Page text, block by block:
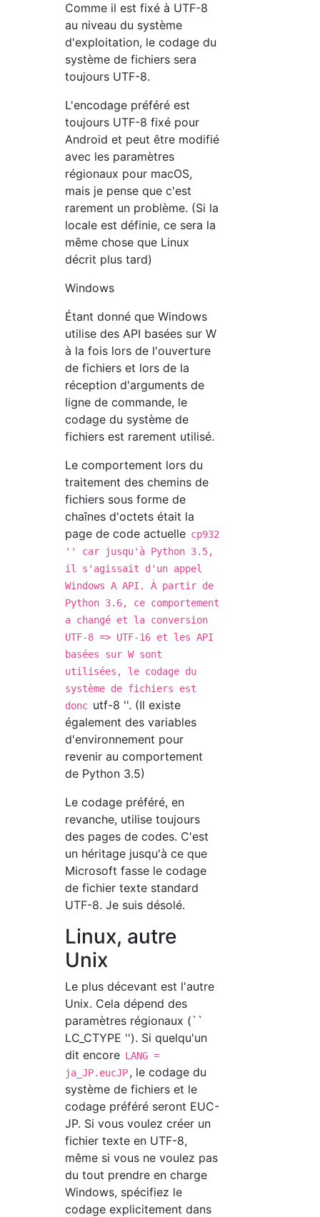
Comme il est fixé à UTF-8
au niveau du système
d'exploitation, le codage du
système de fichiers sera
toujours UTF-8.
L'encodage préféré est
toujours UTF-8 fixé pour
Android et peut être modifié
avec les paramètres
régionaux pour macOS,
mais je pense que c'est
rarement un problème. (Si la
locale est définie, ce sera la
même chose que Linux
décrit plus tard)
Windows
Étant donné que Windows
utilise des API basées sur W
à la fois lors de l'ouverture
de fichiers et lors de la
réception d'arguments de
ligne de commande, le
codage du système de
fichiers est rarement utilisé.
Le comportement lors du
traitement des chemins de
fichiers sous forme de
chaînes d'octets était la
page de code actuelle cp932
'' car jusqu'à Python 3.5,
il s'agissait d'un appel
Windows A API. À partir de
Python 3.6, ce comportement
a changé et la conversion
UTF-8 => UTF-16 et les API
basées sur W sont
utilisées, le codage du
système de fichiers est
donc utf-8 ''. (Il existe
également des variables
d'environnement pour
revenir au comportement
de Python 3.5)
Le codage préféré, en
revanche, utilise toujours
des pages de codes. C'est
un héritage jusqu'à ce que
Microsoft fasse le codage
de fichier texte standard
UTF-8. Je suis désolé.
Linux, autre
Unix
Le plus décevant est l'autre
Unix. Cela dépend des
paramètres régionaux (``
LC_CTYPE ''). Si quelqu'un
dit encore LANG =
ja_JP.eucJP, le codage du
système de fichiers et le
codage préféré seront EUC-
JP. Si vous voulez créer un
fichier texte en UTF-8,
même si vous ne voulez pas
du tout prendre en charge
Windows, spécifiez le
codage explicitement dans